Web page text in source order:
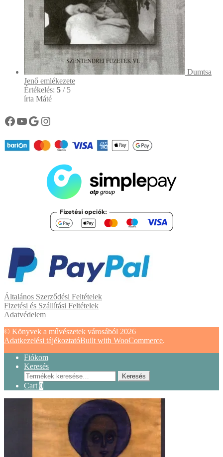
Dumtsa
Jenő emlékezete
Értékelés: 5 / 5
írta Máté
Könyvtárunk facebook oldala
Könyvtárunk YouTube csatornája
Google
Instagram
Általános Szerződési Feltételek
Fizetési és Szállítási Feltételek
Adatvédelem
© Könyvek a művészetek városából 2026
Adatkezelési tájékoztatóBuilt with WooCommerce.
Fiókom
Keresés
Keresés
a
következőre:
Keresés
Cart 0